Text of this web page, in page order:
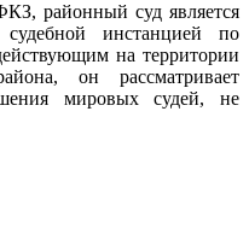
районный суд является
судебной инстанцией по
на территории
он рассматривает
мировых судей, не